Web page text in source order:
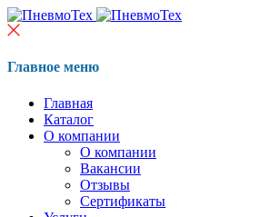
Главное меню
Главная
Каталог
О компании
О компании
Вакансии
Отзывы
Сертификаты